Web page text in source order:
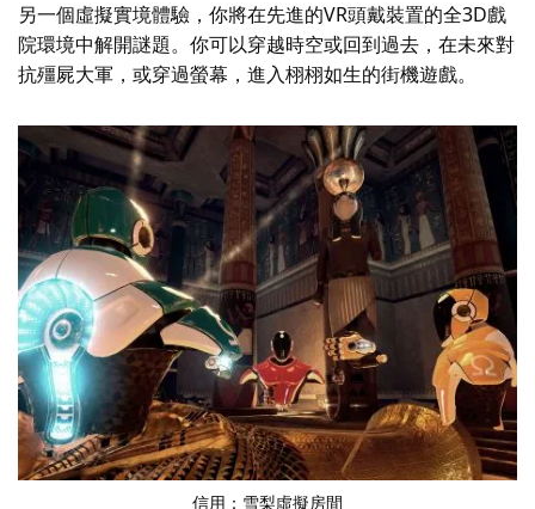
另一個虛擬實境體驗，你將在先進的VR頭戴裝置的全3D戲
院環境中解開謎題。你可以穿越時空或回到過去，在未來對
抗殭屍大軍，或穿過螢幕，進入栩栩如生的街機遊戲。
信用： 雪梨虛擬房間